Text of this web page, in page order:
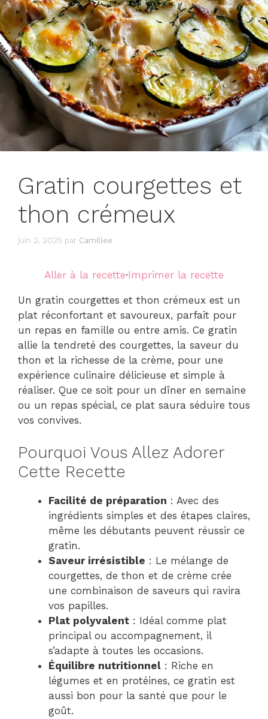
Gratin courgettes et
thon crémeux
juin 2, 2025 par Camillee
Aller à la recette·Imprimer la recette
Un gratin courgettes et thon crémeux est un
plat réconfortant et savoureux, parfait pour
un repas en famille ou entre amis. Ce gratin
allie la tendreté des courgettes, la saveur du
thon et la richesse de la crème, pour une
expérience culinaire délicieuse et simple à
réaliser. Que ce soit pour un dîner en semaine
ou un repas spécial, ce plat saura séduire tous
vos convives.
Pourquoi Vous Allez Adorer
Cette Recette
Facilité de préparation : Avec des
ingrédients simples et des étapes claires,
même les débutants peuvent réussir ce
gratin.
Saveur irrésistible : Le mélange de
courgettes, de thon et de crème crée
une combinaison de saveurs qui ravira
vos papilles.
Plat polyvalent : Idéal comme plat
principal ou accompagnement, il
s’adapte à toutes les occasions.
Équilibre nutritionnel : Riche en
légumes et en protéines, ce gratin est
aussi bon pour la santé que pour le
goût.